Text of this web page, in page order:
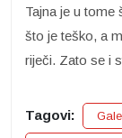
Tajna je u tome
što je teško, a
riječi. Zato se i
Tagovi: